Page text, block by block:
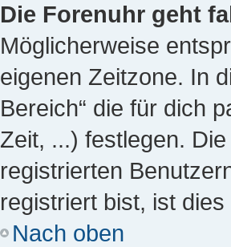
Die Forenuhr geht
Möglicherweise
eigenen Zeitzone. In
Bereich“ die für dich
Zeit, ...) festlegen.
registrierten
registriert bist, ist
Nach oben